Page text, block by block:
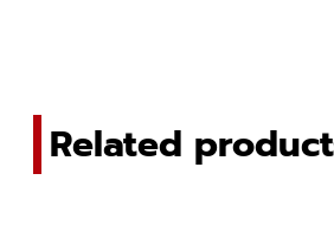
Related